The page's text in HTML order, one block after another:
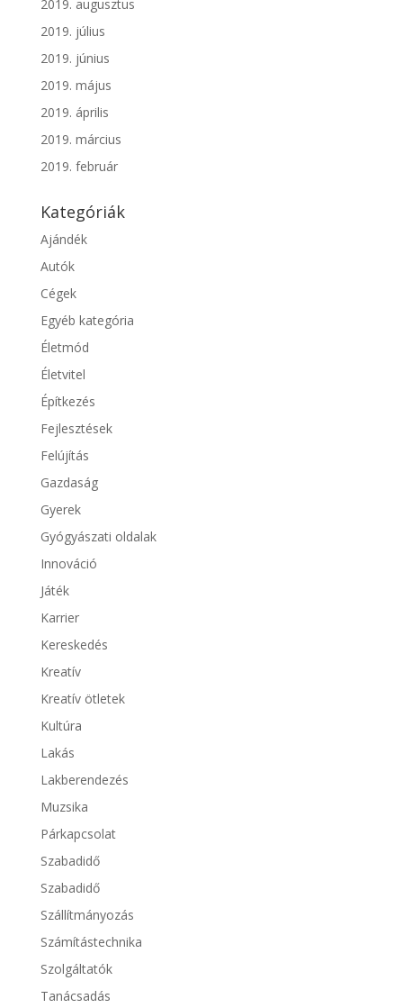
2019. augusztus
2019. július
2019. június
2019. május
2019. április
2019. március
2019. február
Kategóriák
Ajándék
Autók
Cégek
Egyéb kategória
Életmód
Életvitel
Építkezés
Fejlesztések
Felújítás
Gazdaság
Gyerek
Gyógyászati oldalak
Innováció
Játék
Karrier
Kereskedés
Kreatív
Kreatív ötletek
Kultúra
Lakás
Lakberendezés
Muzsika
Párkapcsolat
Szabadidő
Szabadidő
Szállítmányozás
Számítástechnika
Szolgáltatók
Tanácsadás